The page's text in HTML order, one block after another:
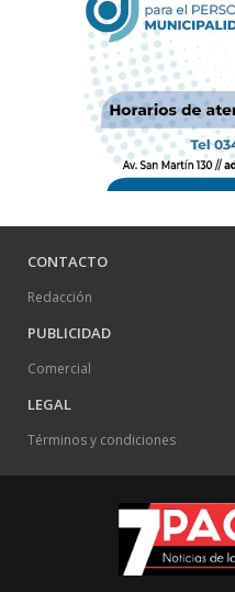
CONTACTO
Redacción
PUBLICIDAD
Comercial
LEGAL
Términos y condiciones